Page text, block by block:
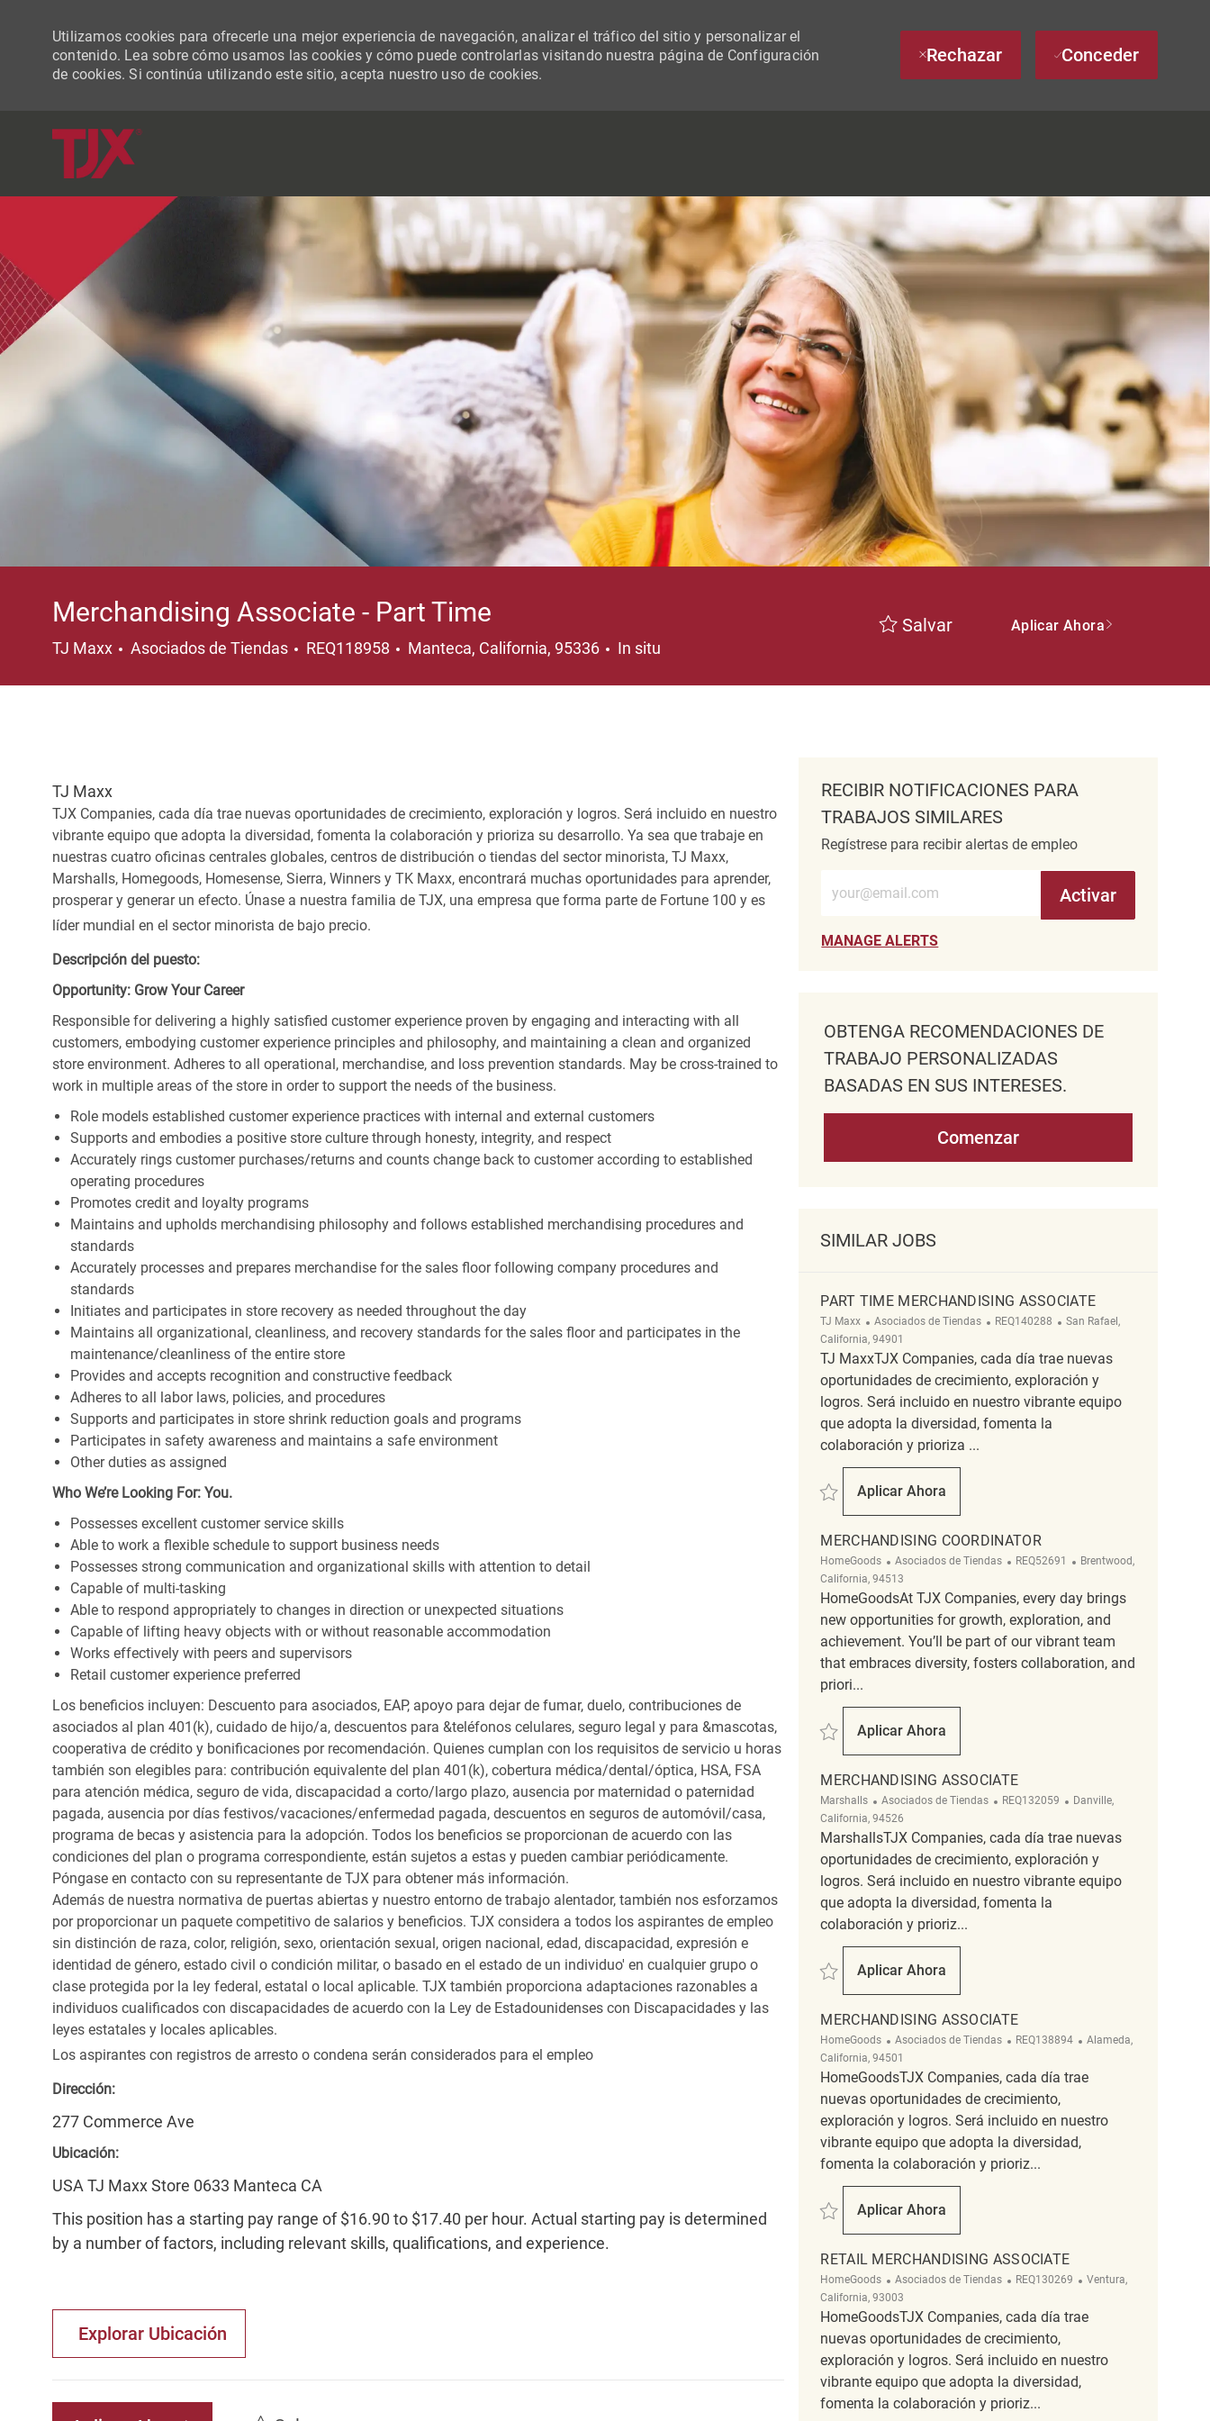
Utilizamos cookies para ofrecerle una mejor experiencia de navegación, analizar el tráfico del sitio y personalizar el
contenido. Lea sobre cómo usamos las cookies y cómo puede controlarlas visitando nuestra página de Configuración
de cookies. Si continúa utilizando este sitio, acepta nuestro uso de cookies.
Rechazar Conceder
Merchandising Associate - Part Time
TJ Maxx Categoría
Asociados de Tiendas REQ118958 Ubicación
Manteca, California, 95336 In situ
Salvar Aplicar Ahora
TJ Maxx
TJX Companies, cada día trae nuevas oportunidades de crecimiento, exploración y logros. Será incluido en nuestro
vibrante equipo que adopta la diversidad, fomenta la colaboración y prioriza su desarrollo. Ya sea que trabaje en
nuestras cuatro oficinas centrales globales, centros de distribución o tiendas del sector minorista, TJ Maxx,
Marshalls, Homegoods, Homesense, Sierra, Winners y TK Maxx, encontrará muchas oportunidades para aprender,
prosperar y generar un efecto. Únase a nuestra familia de TJX, una empresa que forma parte de Fortune 100 y es
líder mundial en el sector minorista de bajo precio.
Descripción del puesto:
Opportunity: Grow Your Career
Responsible for delivering a highly satisfied customer experience proven by engaging and interacting with all
customers, embodying customer experience principles and philosophy, and maintaining a clean and organized
store environment. Adheres to all operational, merchandise, and loss prevention standards. May be cross-trained to
work in multiple areas of the store in order to support the needs of the business.
Role models established customer experience practices with internal and external customers
Supports and embodies a positive store culture through honesty, integrity, and respect
Accurately rings customer purchases/returns and counts change back to customer according to established
operating procedures
Promotes credit and loyalty programs
Maintains and upholds merchandising philosophy and follows established merchandising procedures and
standards
Accurately processes and prepares merchandise for the sales floor following company procedures and
standards
Initiates and participates in store recovery as needed throughout the day
Maintains all organizational, cleanliness, and recovery standards for the sales floor and participates in the
maintenance/cleanliness of the entire store
Provides and accepts recognition and constructive feedback
Adheres to all labor laws, policies, and procedures
Supports and participates in store shrink reduction goals and programs
Participates in safety awareness and maintains a safe environment
Other duties as assigned
Who We’re Looking For: You.
Possesses excellent customer service skills
Able to work a flexible schedule to support business needs
Possesses strong communication and organizational skills with attention to detail
Capable of multi-tasking
Able to respond appropriately to changes in direction or unexpected situations
Capable of lifting heavy objects with or without reasonable accommodation
Works effectively with peers and supervisors
Retail customer experience preferred
Los beneficios incluyen: Descuento para asociados, EAP, apoyo para dejar de fumar, duelo, contribuciones de
asociados al plan 401(k), cuidado de hijo/a, descuentos para &teléfonos celulares, seguro legal y para &mascotas,
cooperativa de crédito y bonificaciones por recomendación. Quienes cumplan con los requisitos de servicio u horas
también son elegibles para: contribución equivalente del plan 401(k), cobertura médica/dental/óptica, HSA, FSA
para atención médica, seguro de vida, discapacidad a corto/largo plazo, ausencia por maternidad o paternidad
pagada, ausencia por días festivos/vacaciones/enfermedad pagada, descuentos en seguros de automóvil/casa,
programa de becas y asistencia para la adopción. Todos los beneficios se proporcionan de acuerdo con las
condiciones del plan o programa correspondiente, están sujetos a estas y pueden cambiar periódicamente.
Póngase en contacto con su representante de TJX para obtener más información.
Además de nuestra normativa de puertas abiertas y nuestro entorno de trabajo alentador, también nos esforzamos
por proporcionar un paquete competitivo de salarios y beneficios. TJX considera a todos los aspirantes de empleo
sin distinción de raza, color, religión, sexo, orientación sexual, origen nacional, edad, discapacidad, expresión e
identidad de género, estado civil o condición militar, o basado en el estado de un individuo' en cualquier grupo o
clase protegida por la ley federal, estatal o local aplicable. TJX también proporciona adaptaciones razonables a
individuos cualificados con discapacidades de acuerdo con la Ley de Estadounidenses con Discapacidades y las
leyes estatales y locales aplicables.
Los aspirantes con registros de arresto o condena serán considerados para el empleo
Dirección:
277 Commerce Ave
Ubicación:
USA TJ Maxx Store 0633 Manteca CA
This position has a starting pay range of $16.90 to $17.40 per hour. Actual starting pay is determined
by a number of factors, including relevant skills, qualifications, and experience.
Explorar Ubicación
RECIBIR NOTIFICACIONES PARA
TRABAJOS SIMILARES
Regístrese para recibir alertas de empleo
Introduzca la dirección de correo electrónico (obligatorio)
Activar
MANAGE ALERTS
OBTENGA RECOMENDACIONES DE
TRABAJO PERSONALIZADAS
BASADAS EN SUS INTERESES.
Comenzar
SIMILAR JOBS
PART TIME MERCHANDISING ASSOCIATE
TJ Maxx Categoría
Asociados de Tiendas ReqId
REQ140288 Ubicación
San Rafael,
California, 94901
TJ MaxxTJX Companies, cada día trae nuevas
oportunidades de crecimiento, exploración y
logros. Será incluido en nuestro vibrante equipo
que adopta la diversidad, fomenta la
colaboración y prioriza ...
Salvar Part Time Merchandising Associate REQ140288
Aplicar Ahora
Part Time Merchandising Associate
MERCHANDISING COORDINATOR
HomeGoods Categoría
Asociados de Tiendas ReqId
REQ52691 Ubicación
Brentwood,
California, 94513
HomeGoodsAt TJX Companies, every day brings
new opportunities for growth, exploration, and
achievement. You’ll be part of our vibrant team
that embraces diversity, fosters collaboration, and
priori...
Salvar Merchandising Coordinator REQ52691
Aplicar Ahora
Merchandising Coordinator
MERCHANDISING ASSOCIATE
Marshalls Categoría
Asociados de Tiendas ReqId
REQ132059 Ubicación
Danville,
California, 94526
MarshallsTJX Companies, cada día trae nuevas
oportunidades de crecimiento, exploración y
logros. Será incluido en nuestro vibrante equipo
que adopta la diversidad, fomenta la
colaboración y prioriz...
Salvar Merchandising Associate REQ132059
Aplicar Ahora
Merchandising Associate
MERCHANDISING ASSOCIATE
HomeGoods Categoría
Asociados de Tiendas ReqId
REQ138894 Ubicación
Alameda,
California, 94501
HomeGoodsTJX Companies, cada día trae
nuevas oportunidades de crecimiento,
exploración y logros. Será incluido en nuestro
vibrante equipo que adopta la diversidad,
fomenta la colaboración y prioriz...
Salvar merchandising associate REQ138894
Aplicar Ahora
Merchandising Associate
RETAIL MERCHANDISING ASSOCIATE
HomeGoods Categoría
Asociados de Tiendas ReqId
REQ130269 Ubicación
Ventura,
California, 93003
HomeGoodsTJX Companies, cada día trae
nuevas oportunidades de crecimiento,
exploración y logros. Será incluido en nuestro
vibrante equipo que adopta la diversidad,
fomenta la colaboración y prioriz...